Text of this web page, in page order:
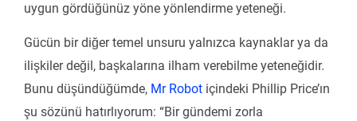
uygun gördüğünüz yöne yönlendirme yeteneği.
Gücün bir diğer temel unsuru yalnızca kaynaklar ya da
ilişkiler değil, başkalarına ilham verebilme yeteneğidir.
Bunu düşündüğümde, Mr Robot içindeki Phillip Price’ın
şu sözünü hatırlıyorum: “Bir gündemi zorla